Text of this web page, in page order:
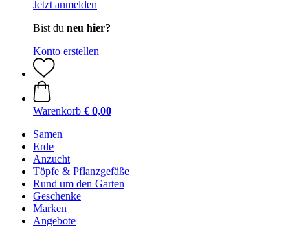
Jetzt anmelden
Bist du neu hier?
Konto erstellen
Warenkorb € 0,00
Samen
Erde
Anzucht
Töpfe & Pflanzgefäße
Rund um den Garten
Geschenke
Marken
Angebote